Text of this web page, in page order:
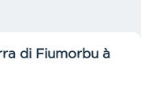
di Fiumorbu à